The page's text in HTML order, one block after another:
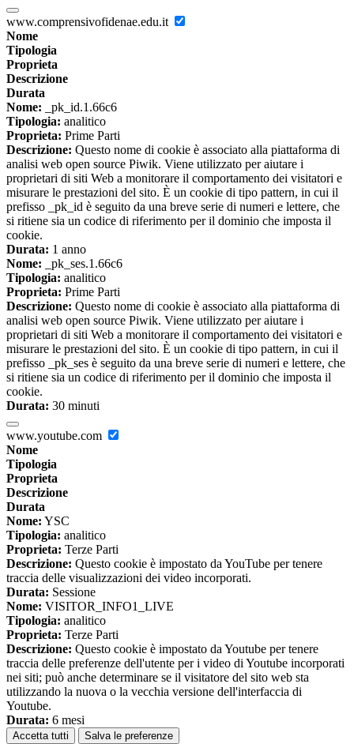
www.comprensivofidenae.edu.it
Nome
Tipologia
Proprieta
Descrizione
Durata
Nome: _pk_id.1.66c6
Tipologia: analitico
Proprieta: Prime Parti
Descrizione: Questo nome di cookie è associato alla piattaforma di
analisi web open source Piwik. Viene utilizzato per aiutare i
proprietari di siti Web a monitorare il comportamento dei visitatori e
misurare le prestazioni del sito. È un cookie di tipo pattern, in cui il
prefisso _pk_id è seguito da una breve serie di numeri e lettere, che
si ritiene sia un codice di riferimento per il dominio che imposta il
cookie.
Durata: 1 anno
Nome: _pk_ses.1.66c6
Tipologia: analitico
Proprieta: Prime Parti
Descrizione: Questo nome di cookie è associato alla piattaforma di
analisi web open source Piwik. Viene utilizzato per aiutare i
proprietari di siti Web a monitorare il comportamento dei visitatori e
misurare le prestazioni del sito. È un cookie di tipo pattern, in cui il
prefisso _pk_ses è seguito da una breve serie di numeri e lettere, che
si ritiene sia un codice di riferimento per il dominio che imposta il
cookie.
Durata: 30 minuti
www.youtube.com
Nome
Tipologia
Proprieta
Descrizione
Durata
Nome: YSC
Tipologia: analitico
Proprieta: Terze Parti
Descrizione: Questo cookie è impostato da YouTube per tenere
traccia delle visualizzazioni dei video incorporati.
Durata: Sessione
Nome: VISITOR_INFO1_LIVE
Tipologia: analitico
Proprieta: Terze Parti
Descrizione: Questo cookie è impostato da Youtube per tenere
traccia delle preferenze dell'utente per i video di Youtube incorporati
nei siti; può anche determinare se il visitatore del sito web sta
utilizzando la nuova o la vecchia versione dell'interfaccia di
Youtube.
Durata: 6 mesi
Accetta tutti Salva le preferenze